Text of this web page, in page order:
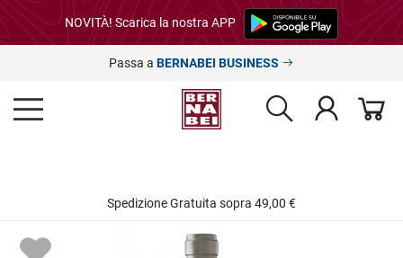
NOVITÀ! Scarica la nostra APP
Passa a BERNABEI BUSINESS
Spedizione Gratuita sopra 49,00 €